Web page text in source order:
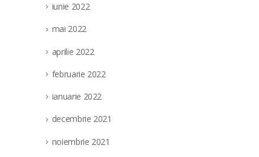
iunie 2022
mai 2022
aprilie 2022
februarie 2022
ianuarie 2022
decembrie 2021
noiembrie 2021